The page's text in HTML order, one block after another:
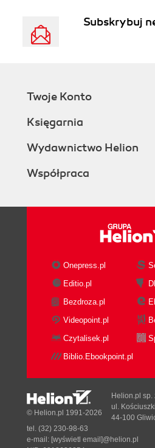
Subskrybuj
Twoje Konto
Księgarnia
Wydawnictwo Helion
Współpraca
Onepress.pl
Editio.pl
Bezdroza.pl
Videopoint.pl
Czytalisek.pl
Biblio.Ebookpoint.pl
© Helion.pl 1991-2026
Helion.pl sp.
ul.
44-100
tel. (32) 230-98-63
e-mail: [wyświetl email]@helion.pl